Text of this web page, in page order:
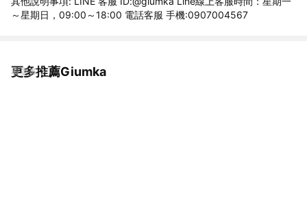
～星期日，09:00～18:00 電話客服 手機:0907004567
更多推薦Giumka
看更多